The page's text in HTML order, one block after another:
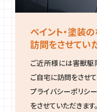
ペイント・塗装
訪問をさせてい
ご近所様には害獣駆
ご自宅に訪問をさせて
プライバシーポリシ
をさせていただきます。